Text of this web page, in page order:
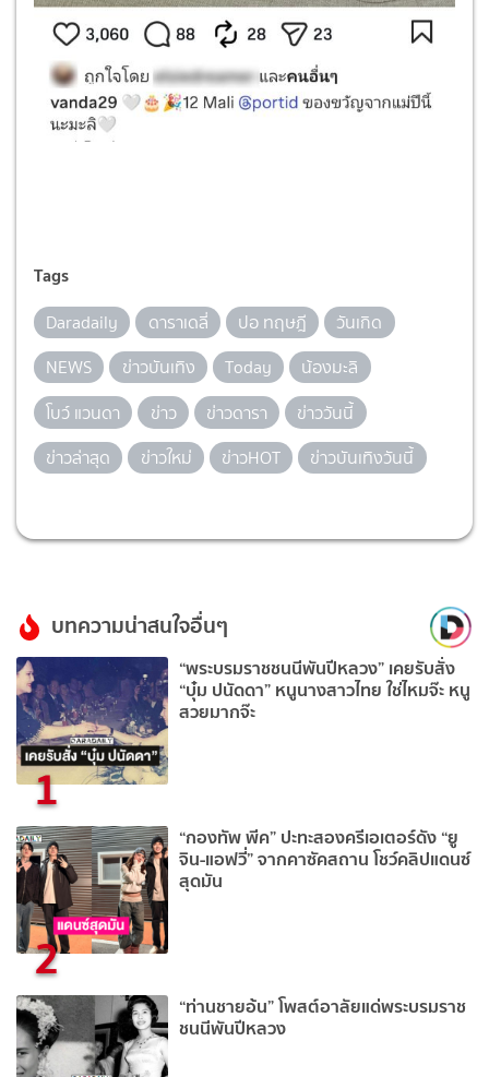
Tags
Daradaily ดาราเดลี่ ปอ ทฤษฎี
วันเกิด
NEWS
ข่าวบันเทิง Today
น้องมะลิ
โบว์ แวนดา
ข่าว ข่าวดารา
ข่าววันนี้
ข่าวล่าสุด
ข่าวใหม่ ข่าวHOT ข่าวบันเทิงวันนี้
บทความน่าสนใจอื่นๆ
1
“พระบรมราชชนนีพันปีหลวง” เคยรับสั่ง
“บุ๋ม ปนัดดา” หนูนางสาวไทย ใช่ไหมจ๊ะ หนู
สวยมากจ๊ะ
2
“กองทัพ พีค” ปะทะสองครีเอเตอร์ดัง “ยู
จิน-แอฟวี่” จากคาซัคสถาน โชว์คลิปแดนซ์
สุดมัน
“ท่านชายอ้น” โพสต์อาลัยแด่พระบรมราช
ชนนีพันปีหลวง